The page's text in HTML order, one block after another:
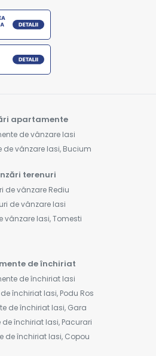
apartamente
de vânzare Iasi
de vânzare Iasi, Bucium
terenuri
de vânzare Rediu
de vânzare Iasi
vânzare Iasi, Tomesti
de închiriat
de închiriat Iasi
închiriat Iasi, Podu Ros
de închiriat Iasi, Gara
închiriat Iasi, Pacurari
de închiriat Iasi, Copou